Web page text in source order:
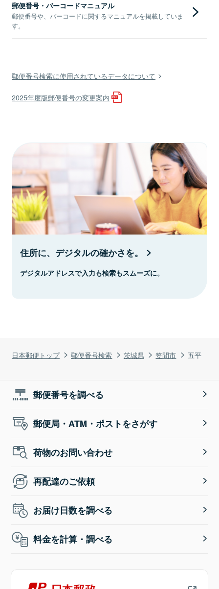
日本郵便トップ 郵便番号検索 茨城県 笠間市 五平
郵便番号・バーコードマニュアル
郵便番号や、バーコードに関するマニュアルを掲載していま
す。
郵便番号検索に使用されているデータについて
2025年度版郵便番号の変更案内
住所に、デジタルの確かさを。
デジタルアドレスで入力も検索もスムーズに。
郵便番号を調べる
郵便局・ATM・ポストをさがす
荷物のお問い合わせ
再配達のご依頼
お届け日数を調べる
料金を計算・調べる